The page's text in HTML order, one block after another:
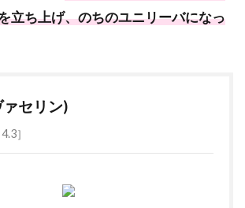
立ち上げ、のちのユニリーバになっ
セリン)
4.3